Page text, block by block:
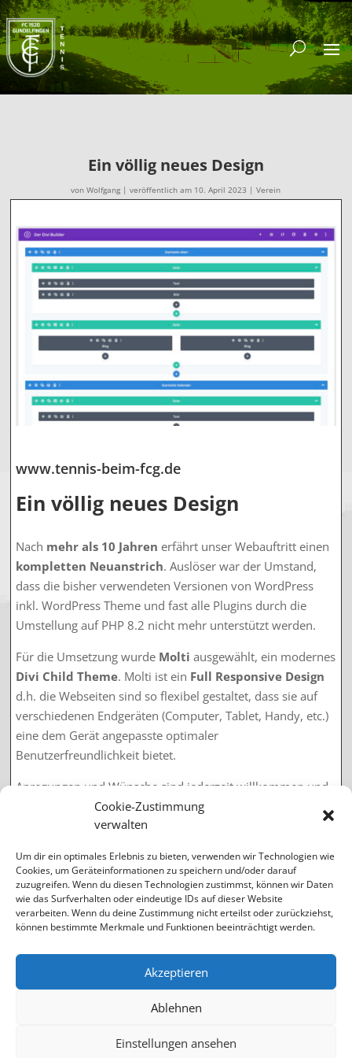
Cookie-Zustimmung
verwalten
Um dir ein optimales Erlebnis zu bieten, verwenden wir Technologien wie
Cookies, um Geräteinformationen zu speichern und/oder darauf
zuzugreifen. Wenn du diesen Technologien zustimmst, können wir Daten
wie das Surfverhalten oder eindeutige IDs auf dieser Website
verarbeiten. Wenn du deine Zustimmung nicht erteilst oder zurückziehst,
können bestimmte Merkmale und Funktionen beeinträchtigt werden.
Akzeptieren
Ablehnen
Einstellungen ansehen
Ein völlig neues Design
vonWolfgang |veröffentlich am 10. April 2023 |Verein
www.tennis-beim-fcg.de
Ein völlig neues Design
Nach mehr als 10 Jahren erfährt unser Webauftritt einen
kompletten Neuanstrich. Auslöser war der Umstand,
dass die bisher verwendeten Versionen von WordPress
inkl. WordPress Theme und fast alle Plugins durch die
Umstellung auf PHP 8.2 nicht mehr unterstützt werden.
Für die Umsetzung wurde Molti ausgewählt, ein modernes
Divi Child Theme. Molti ist ein Full Responsive Design
d.h. die Webseiten sind so flexibel gestaltet, dass sie auf
verschiedenen Endgeräten (Computer, Tablet, Handy, etc.)
eine dem Gerät angepasste optimaler
Benutzerfreundlichkeit bietet.
Anregungen und Wünsche sind jederzeit willkommen und
können direkt oder per E-Mail aninfo(at)tennis-beim-
geschickt werden.
Hinweis: Für die vollständige Umstellung ist geplant auch die
"alten Seiten" in Form eines Archivs einzubinden. In den
kommenden Wochen wird dieses Archiv sukzessive aufgebaut.